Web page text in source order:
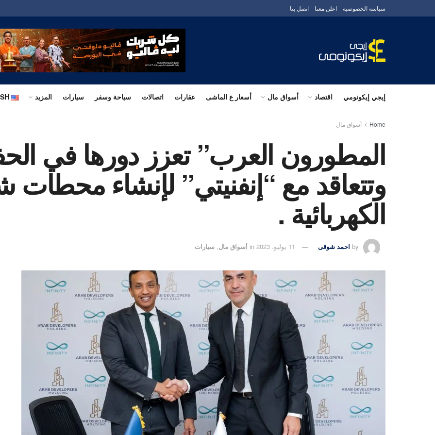
سياسة الخصوصية اعلن معنا اتصل بنا
إيجي إيكونومي اقتصاد أسواق مال أسعار ع الماشى عقارات اتصالات سياحة وسفر سيارات المزيد
Home أسواق مال
المطورون العرب” تعزز دورها في
وتتعاقد مع “إنفنيتي” لإنشاء
الكهربائية .
by احمد شوقى 11 يوليو، 2023 in أسواق مال, سيارات